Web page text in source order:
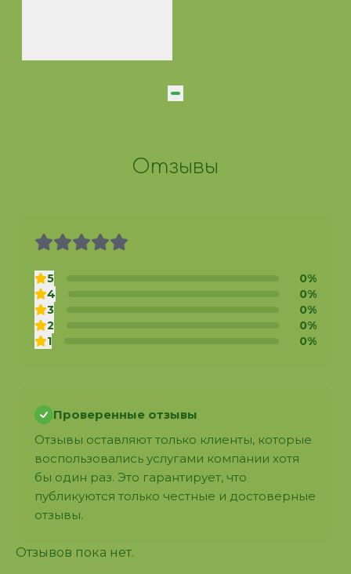
Отзывов пока нет.
Отзывы
1 0%
2 0%
3 0%
4 0%
5 0%
Проверенные отзывы
Отзывы оставляют только клиенты, которые
воспользовались услугами компании хотя
бы один раз. Это гарантирует, что
публикуются только честные и достоверные
отзывы.